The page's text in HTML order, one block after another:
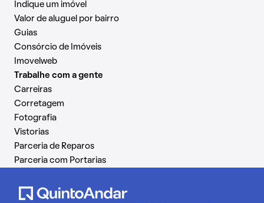
Indique um imóvel
Valor de aluguel por bairro
Guias
Consórcio de Imóveis
Imovelweb
Trabalhe com a gente
Carreiras
Corretagem
Fotografia
Vistorias
Parceria de Reparos
Parceria com Portarias